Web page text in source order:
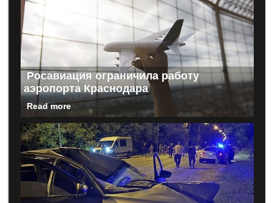
Росавиация ограничила работу
аэропорта Краснодара
Read more